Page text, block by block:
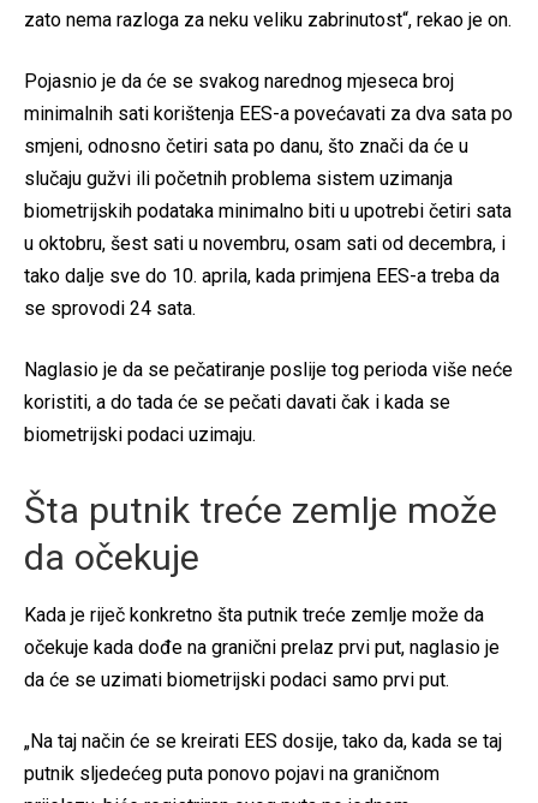
zato nema razloga za neku veliku zabrinutost“, rekao je on.
Pojasnio je da će se svakog narednog mjeseca broj
minimalnih sati korištenja EES-a povećavati za dva sata po
smjeni, odnosno četiri sata po danu, što znači da će u
slučaju gužvi ili početnih problema sistem uzimanja
biometrijskih podataka minimalno biti u upotrebi četiri sata
u oktobru, šest sati u novembru, osam sati od decembra, i
tako dalje sve do 10. aprila, kada primjena EES-a treba da
se sprovodi 24 sata.
Naglasio je da se pečatiranje poslije tog perioda više neće
koristiti, a do tada će se pečati davati čak i kada se
biometrijski podaci uzimaju.
Šta putnik treće zemlje može
da očekuje
Kada je riječ konkretno šta putnik treće zemlje može da
očekuje kada dođe na granični prelaz prvi put, naglasio je
da će se uzimati biometrijski podaci samo prvi put.
„Na taj način će se kreirati EES dosije, tako da, kada se taj
putnik sljedećeg puta ponovo pojavi na graničnom